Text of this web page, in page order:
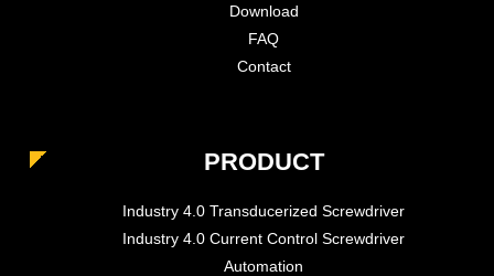
Download
FAQ
Contact
PRODUCT
Industry 4.0 Transducerized Screwdriver
Industry 4.0 Current Control Screwdriver
Automation